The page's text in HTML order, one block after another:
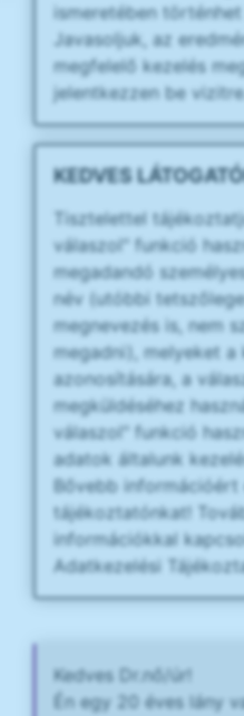
ismeretében történhet
Javasoljuk, az
megfelelő kezelés
jelentkezzen be vizitre.
KEDVES
Tisztelettel
válaszol" funkció
megadandó
név (utóbbi
megnevezés is, nem
megadni), melyeket
azonosítására, a
megküldéséhez
válaszol" funkció
adatok általunk
Bővebb
tájékoztatónkat!
információkkal
Adatkezelési
Kedves Dr.nő/úr!
Én egy 20 éves lány